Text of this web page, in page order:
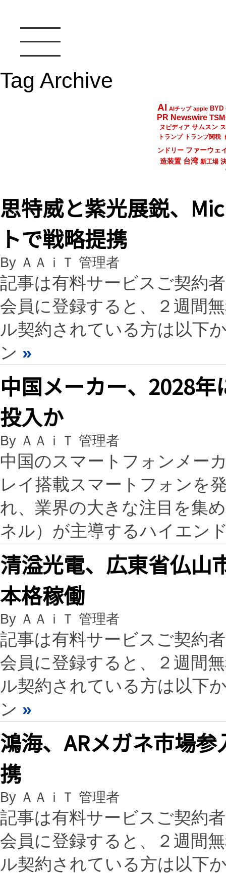
Tag Archive
AI AIチップ apple BYD
PR Newswire
ヌビディア サムスン
トランプ
トランプ関税
ンドリー ファーウェ
造装置 台湾 新工場
思特威と紫光展鋭、
トで戦略提携
By ＡＡｉＴ 管理者
記事は有料サービスご契約
会員に登録すると、２週間
ル契約されている方は以下
ン »
中国メーカー、2028
投入か
By ＡＡｉＴ 管理者
中国のスマートフォンメー
レイ搭載スマートフォンを
れ、業界の大きな注目を集
ネル）が主導するハイエン
清溢光電、広東省仏山
本格稼働
By ＡＡｉＴ 管理者
記事は有料サービスご契約
会員に登録すると、２週間
ル契約されている方は以下
ン »
鴻海、ARメガネ市場
携
By ＡＡｉＴ 管理者
記事は有料サービスご契約
会員に登録すると、２週間
ル契約されている方は以下